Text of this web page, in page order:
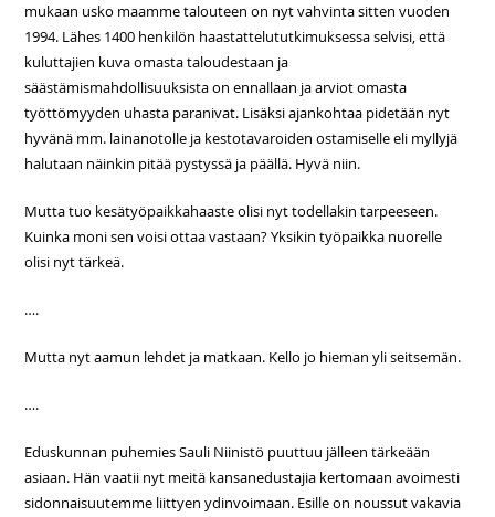
mukaan usko maamme talouteen on nyt vahvinta sitten vuoden
1994. Lähes 1400 henkilön haastattelututkimuksessa selvisi, että
kuluttajien kuva omasta taloudestaan ja
säästämismahdollisuuksista on ennallaan ja arviot omasta
työttömyyden uhasta paranivat. Lisäksi ajankohtaa pidetään nyt
hyvänä mm. lainanotolle ja kestotavaroiden ostamiselle eli myllyjä
halutaan näinkin pitää pystyssä ja päällä. Hyvä niin.
Mutta tuo kesätyöpaikkahaaste olisi nyt todellakin tarpeeseen.
Kuinka moni sen voisi ottaa vastaan? Yksikin työpaikka nuorelle
olisi nyt tärkeä.
….
Mutta nyt aamun lehdet ja matkaan. Kello jo hieman yli seitsemän.
….
Eduskunnan puhemies Sauli Niinistö puuttuu jälleen tärkeään
asiaan. Hän vaatii nyt meitä kansanedustajia kertomaan avoimesti
sidonnaisuutemme liittyen ydinvoimaan. Esille on noussut vakavia